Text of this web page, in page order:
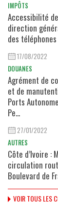
IMPÔTS
Accessibilité
direction
des
17/08/2022
DOUANES
Agrément de
et de
Ports
Pe...
27/01/2022
AUTRES
Côte d’Ivoire :
circulation
Boulevard de
VOIR TOUS LES